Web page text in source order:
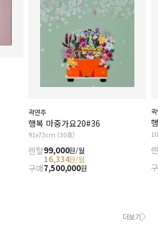
곽연주
행복 마중가요20#36
91x73cm (30호)
렌탈99,000원/월
16,334원/월
구매7,500,000원
더보기